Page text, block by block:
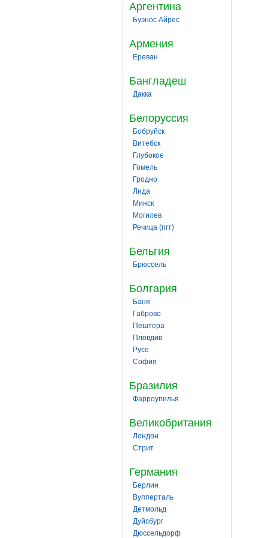
Аргентина
Буэнос Айрес
Армения
Ереван
Бангладеш
Дакка
Белоруссия
Бобруйск
Витебск
Глубокое
Гомель
Гродно
Лида
Минск
Могилев
Речица (пгт)
Бельгия
Брюссель
Болгария
Баня
Габрово
Пештера
Пловдив
Русе
София
Бразилия
Фарроупилья
Великобритания
Лондон
Стрит
Германия
Берлин
Вупперталь
Детмольд
Дуйсбург
Дюссельдорф